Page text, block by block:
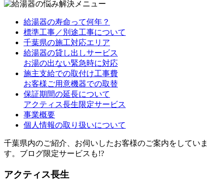
給湯器の寿命って何年？
標準工事／別途工事について
千葉県の施工対応エリア
給湯器の貸し出しサービス
お湯の出ない緊急時に対応
施主支給での取付け工事費
お客様ご用意機器での取替
保証期間の延長について
アクティス長生限定サービス
事業概要
個人情報の取り扱いについて
千葉県内のご紹介、お伺いしたお客様のご案内をしていま
す。ブログ限定サービスも!?
アクティス長生